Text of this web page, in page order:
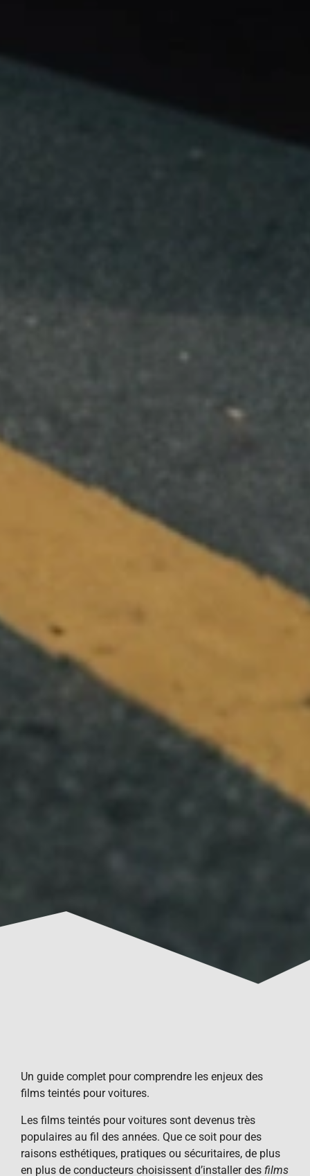
Un guide complet pour comprendre les enjeux des
films teintés pour voitures.
Les films teintés pour voitures sont devenus très
populaires au fil des années. Que ce soit pour des
raisons esthétiques, pratiques ou sécuritaires, de plus
en plus de conducteurs choisissent d’installer des films